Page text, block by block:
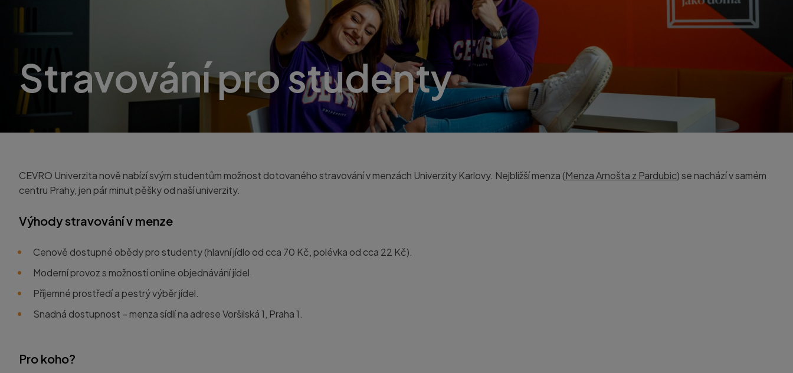
Stravování pro studenty
CEVRO Univerzita nově nabízí svým studentům možnost dotovaného stravování v menzách Univerzity Karlovy. Nejbližší menza (MenzaArnošta z Pardubic)se nachází v samém
centru Prahy, jen pár minut pěšky od naší univerzity.
Výhody stravování v menze
Cenově dostupné obědypro studenty (hlavní jídlo od cca 70 Kč, polévka od cca 22 Kč).
Moderní provozs možnostíonline objednávání jídel.
Příjemné prostředía pestrý výběr jídel.
Snadná dostupnost – menza sídlí na adreseVoršilská 1, Praha 1.
Pro koho?